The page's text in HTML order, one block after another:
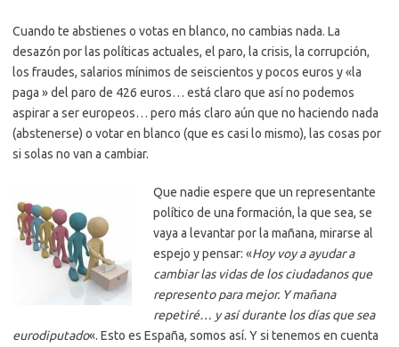
Cuando te abstienes o votas en blanco, no cambias nada. La
desazón por las políticas actuales, el paro, la crisis, la corrupción,
los fraudes, salarios mínimos de seiscientos y pocos euros y «la
paga » del paro de 426 euros… está claro que así no podemos
aspirar a ser europeos… pero más claro aún que no haciendo nada
(abstenerse) o votar en blanco (que es casi lo mismo), las cosas por
si solas no van a cambiar.
Que nadie espere que un representante
político de una formación, la que sea, se
vaya a levantar por la mañana, mirarse al
espejo y pensar: «Hoy voy a ayudar a
cambiar las vidas de los ciudadanos que
represento para mejor. Y mañana
repetiré… y así durante los días que sea
eurodiputado«. Esto es España, somos así. Y si tenemos en cuenta